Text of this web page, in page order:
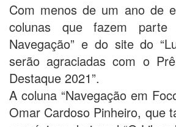
Com menos de um ano de
colunas que fazem
Navegação” e do site do
serão agraciadas com o
Destaque 2021”.
A coluna “Navegação em
Omar Cardoso Pinheiro, que